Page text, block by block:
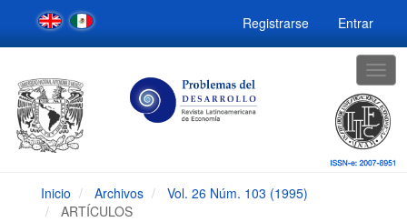
Navegación
principal
Contenido
Barra
lateral
Registrarse Entrar
Inicio Archivos
Vol. 26 Núm. 103 (1995)
ARTÍCULOS